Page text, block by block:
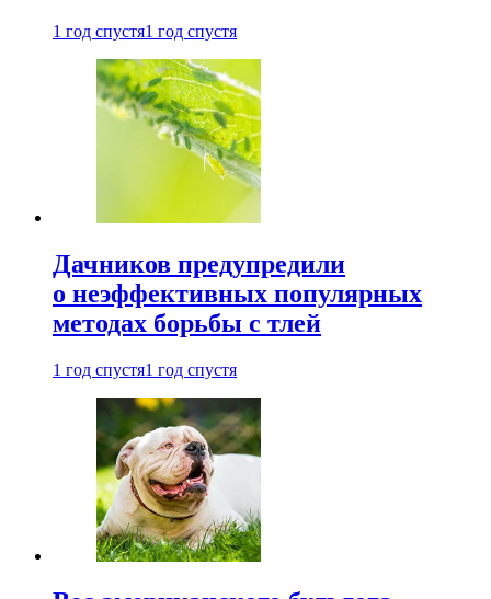
1 год спустя1 год спустя
Дачников предупредили
о неэффективных популярных
методах борьбы с тлей
1 год спустя1 год спустя